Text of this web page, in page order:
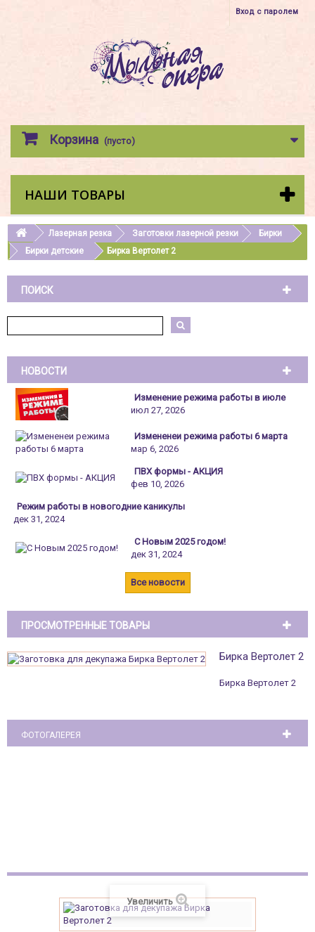
Вход с паролем
Корзина (пусто)
НАШИ ТОВАРЫ
Лазерная резка Заготовки лазерной резки
Бирки
Бирки детские
Бирка Вертолет 2
ПОИСК
НОВОСТИ
Изменение режима работы в июле
июл 27, 2026
Измененеи режима работы 6 марта
мар 6, 2026
ПВХ формы - АКЦИЯ
фев 10, 2026
Режим работы в новогодние каникулы
дек 31, 2024
С Новым 2025 годом!
дек 31, 2024
Все новости
ПРОСМОТРЕННЫЕ ТОВАРЫ
Бирка Вертолет 2
Бирка Вертолет 2
ФОТОГАЛЕРЕЯ
Увеличить